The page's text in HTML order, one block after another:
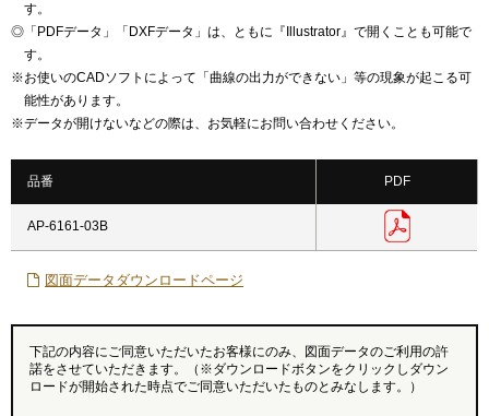
す。
◎ 「PDFデータ」「DXFデータ」は、ともに『Illustrator』で開くことも可能で
す。
※お使いのCADソフトによって「曲線の出力ができない」等の現象が起こる可
能性があります。
※データが開けないなどの際は、お気軽にお問い合わせください。
品番 PDF
AP-6161-03B
図面データダウンロードページ
下記の内容にご同意いただいたお客様にのみ、図面データのご利用の許
諾をさせていただきます。（※ダウンロードボタンをクリックしダウン
ロードが開始された時点でご同意いただいたものとみなします。）